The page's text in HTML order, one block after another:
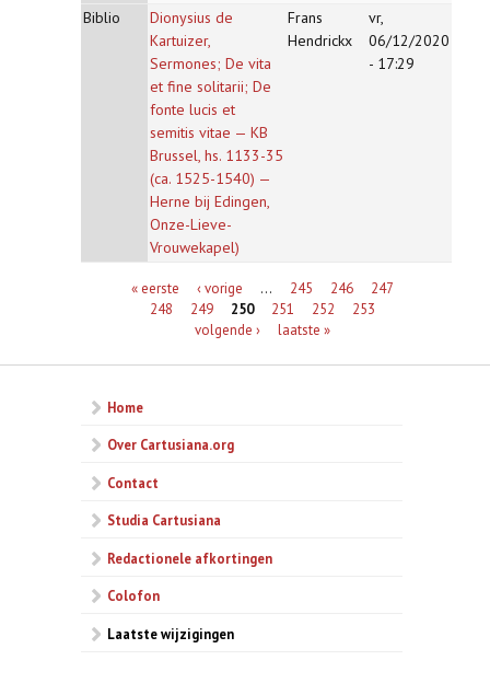
Biblio
Dionysius de
Kartuizer,
Sermones; De vita
et fine solitarii; De
fonte lucis et
semitis vitae — KB
Brussel, hs. 1133-35
(ca. 1525-1540) —
Herne bij Edingen,
Onze-Lieve-
Vrouwekapel)
Frans
Hendrickx
vr,
06/12/2020
- 17:29
Pagina's« eerste ‹ vorige … 245 246
247
248
249 250 251 252
253
volgende ›
laatste »
Home
Over Cartusiana.org
Contact
Studia Cartusiana
Redactionele afkortingen
Colofon
Laatste wijzigingen